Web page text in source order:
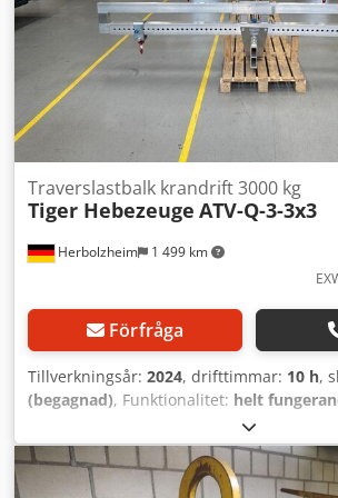
Herbolzheim 1 499 km
Traverslastbalk krandrift 3000 kg
Tiger Hebezeuge ATV-Q-3-3x3
Förfråga
Tillverkningsår: 2024, drifttimmar: 10 h,
(begagnad), Funktionalitet: helt
, maskin-/fordonsnummer:
Aluminiumtvärgående balk ATV-Q med 4
lyftkrokar, justerbar – Den lätta H-
en lyftkapacitet på 3 000 [kg]. Typ ATV-